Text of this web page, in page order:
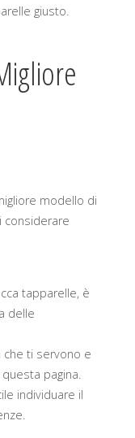
giusto.
modello di
considerare
tapparelle, è
delle
che ti servono e
pagina.
individuare il